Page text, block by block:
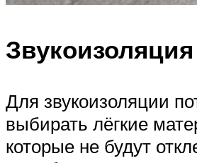
Для звукоизоляции
выбирать лёгкие
которые не будут